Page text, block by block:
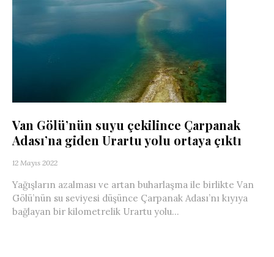
Van Gölü’nün suyu çekilince Çarpanak
Adası’na giden Urartu yolu ortaya çıktı
12 Mayıs 2022
Yağışların azalması ve artan buharlaşma ile birlikte Van
Gölü’nün su seviyesi düşünce Çarpanak Adası’nı kıyıya
bağlayan bir kilometrelik Urartu yolu...